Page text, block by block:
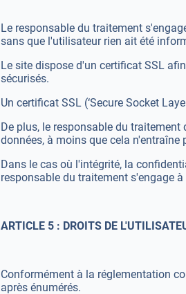
Le responsable du traitement
sans que l'utilisateur rien ait été
Le site dispose d'un certificat SSL
sécurisés.
Un certificat SSL (‘Secure Socket
De plus, le responsable du
données, à moins que cela
Dans le cas où l'intégrité, la
responsable du traitement s'engage
ARTICLE 5 : DROITS DE
Conformément à la réglementation
après énumérés.